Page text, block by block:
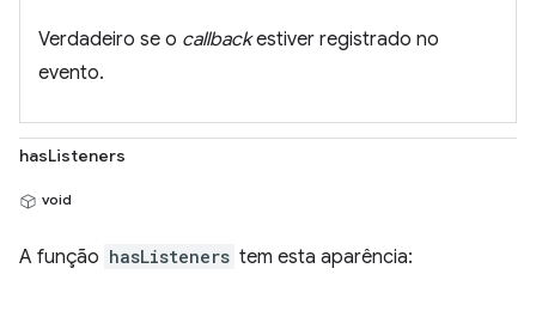
Verdadeiro se o callbackestiver registrado no
evento.
hasListeners
void
A função hasListeners tem esta aparência: